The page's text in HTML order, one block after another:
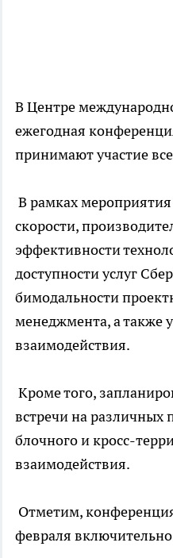
В Центре
ежегодная
принимают участие
В рамках
скорости,
эффективности
доступности услуг
бимодальности
менеджмента, а также
взаимодействия.
Кроме того,
встречи на различных
блочного и кросс-
взаимодействия.
Отметим,
февраля